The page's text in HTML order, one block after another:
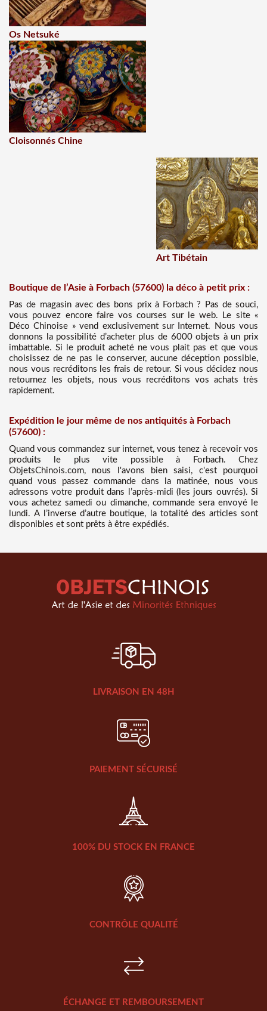
Os Netsuké
Cloisonnés Chine
Art Tibétain
Boutique de l’Asie à Forbach (57600) la déco à petit prix :
Pas de magasin avec des bons prix à Forbach ? Pas de souci,
vous pouvez encore faire vos courses sur le web. Le site «
Déco Chinoise » vend exclusivement sur Internet. Nous vous
donnons la possibilité d’acheter plus de 6000 objets à un prix
imbattable. Si le produit acheté ne vous plait pas et que vous
choisissez de ne pas le conserver, aucune déception possible,
nous vous recréditons les frais de retour. Si vous décidez nous
retournez les objets, nous vous recréditons vos achats très
rapidement.
Expédition le jour même de nos antiquités à Forbach
(57600) :
Quand vous commandez sur internet, vous tenez à recevoir vos
produits le plus vite possible à Forbach. Chez
ObjetsChinois.com, nous l'avons bien saisi, c'est pourquoi
quand vous passez commande dans la matinée, nous vous
adressons votre produit dans l’après-midi (les jours ouvrés). Si
vous achetez samedi ou dimanche, commande sera envoyé le
lundi. A l’inverse d’autre boutique, la totalité des articles sont
disponibles et sont prêts à être expédiés.
LIVRAISON EN 48H
PAIEMENT SÉCURISÉ
100% DU STOCK EN FRANCE
CONTRÔLE QUALITÉ
ÉCHANGE ET REMBOURSEMENT